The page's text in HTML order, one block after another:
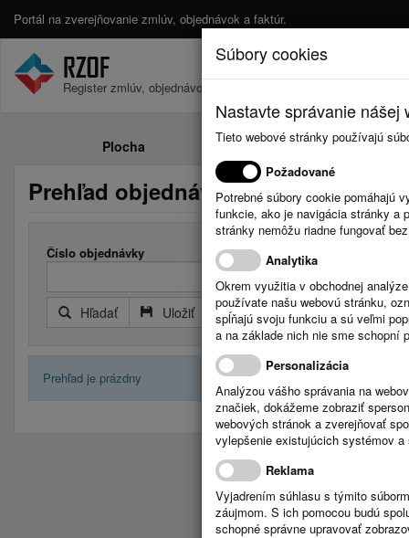
Portál na zverejňovanie zmlúv, objednávok a faktúr.
Register zmlúv, objednávok a faktúr.
Plocha Zmluvy
Prehľad objednávok
Číslo objednávky
Hľadať Uložiť Reset Rozšírený filter
Prehľad je prázdny
Súbory cookies
Nastavte správanie
Tieto webové stránky používajú
Požadované
Potrebné súbory cookie pomáhajú
funkcie, ako je navigácia stránky a
stránky nemôžu riadne fungovať
Analytika
Okrem využitia v obchodnej
používate našu webovú stránku,
spĺňajú svoju funkciu a sú veľmi
a na základe nich nie sme schopní
Personalizácia
Analýzou vášho správania na
značiek, dokážeme zobraziť
webových stránok a zverejňovať
vylepšenie existujúcich systémov
Reklama
Vyjadrením súhlasu s týmito
záujmom. S ich pomocou budú
schopné správne upravovať